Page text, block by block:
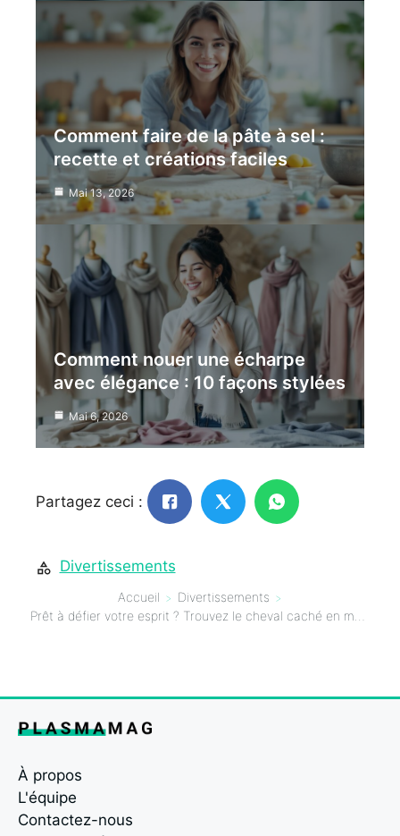
Comment faire de la pâte à sel :
recette et créations faciles
Mai 13, 2026
Comment nouer une écharpe
avec élégance : 10 façons stylées
Mai 6, 2026
Partagez ceci :
Divertissements
Accueil
Divertissements
À propos
L'équipe
Contactez-nous